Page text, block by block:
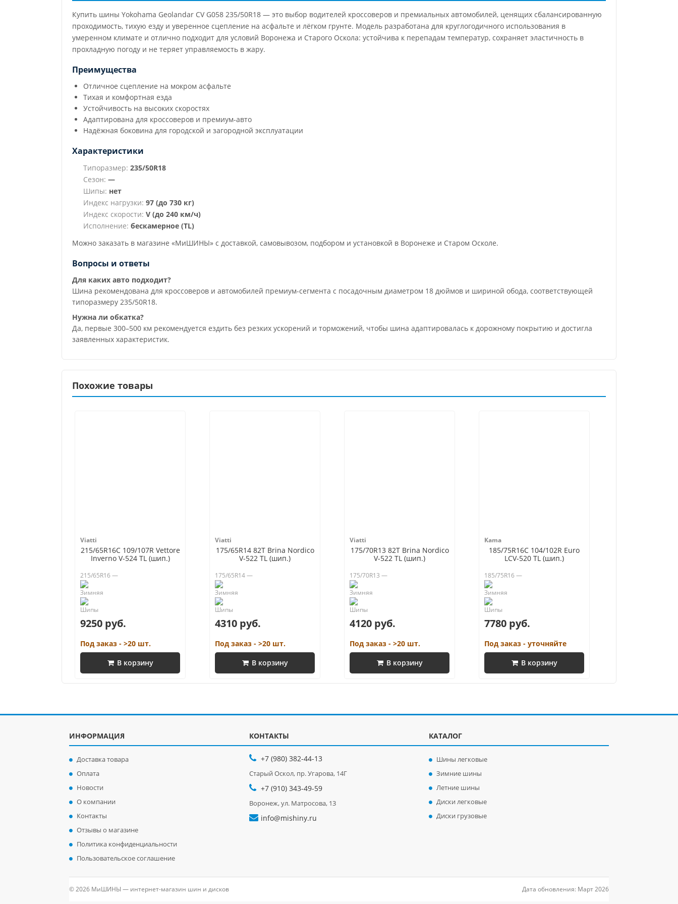
Купить шины Yokohama Geolandar CV G058 235/50R18 — это выбор водителей кроссоверов и премиальных автомобилей, ценящих сбалансированную
проходимость, тихую езду и уверенное сцепление на асфальте и лёгком грунте. Модель разработана для круглогодичного использования в
умеренном климате и отлично подходит для условий Воронежа и Старого Оскола: устойчива к перепадам температур, сохраняет эластичность в
прохладную погоду и не теряет управляемость в жару.
Преимущества
Отличное сцепление на мокром асфальте
Тихая и комфортная езда
Устойчивость на высоких скоростях
Адаптирована для кроссоверов и премиум-авто
Надёжная боковина для городской и загородной эксплуатации
Характеристики
Типоразмер: 235/50R18
Сезон: —
Шипы: нет
Индекс нагрузки: 97 (до 730 кг)
Индекс скорости: V (до 240 км/ч)
Исполнение: бескамерное (TL)
Можно заказать в магазине «МиШИНЫ» с доставкой, самовывозом, подбором и установкой в Воронеже и Старом Осколе.
Вопросы и ответы
Для каких авто подходит?
Шина рекомендована для кроссоверов и автомобилей премиум-сегмента с посадочным диаметром 18 дюймов и шириной обода, соответствующей
типоразмеру 235/50R18.
Нужна ли обкатка?
Да, первые 300–500 км рекомендуется ездить без резких ускорений и торможений, чтобы шина адаптировалась к дорожному покрытию и достигла
заявленных характеристик.
Похожие товары
Viatti
215/65R16C 109/107R Vettore
Inverno V-524 TL (шип.)
215/65R16 —
9250 руб.
Под заказ - >20 шт.
В корзину
Viatti
175/65R14 82T Brina Nordico
V-522 TL (шип.)
175/65R14 —
4310 руб.
Под заказ - >20 шт.
В корзину
Viatti
175/70R13 82T Brina Nordico
V-522 TL (шип.)
175/70R13 —
4120 руб.
Под заказ - >20 шт.
В корзину
Kama
185/75R16C 104/102R Euro
LCV-520 TL (шип.)
185/75R16 —
7780 руб.
Под заказ - уточняйте
В корзину
ИНФОРМАЦИЯ
Доставка товара
Оплата
Новости
О компании
Контакты
Отзывы о магазине
Политика конфиденциальности
Пользовательское соглашение
КОНТАКТЫ
+7 (980) 382-44-13
Старый Оскол, пр. Угарова, 14Г
+7 (910) 343-49-59
Воронеж, ул. Матросова, 13
info@mishiny.ru
КАТАЛОГ
Шины легковые
Зимние шины
Летние шины
Диски легковые
Диски грузовые
© 2026 МиШИНЫ — интернет-магазин шин и дисков Дата обновления: Март 2026